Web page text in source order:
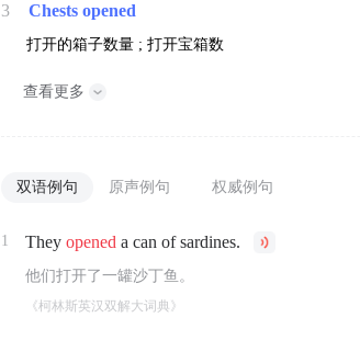
3 Chests opened
打开的箱子数量 ; 打开宝箱数
查看更多
双语例句 原声例句 权威例句
1 Theyopened a can of sardines.
他们打开了一罐沙丁鱼。
《柯林斯英汉双解大词典》